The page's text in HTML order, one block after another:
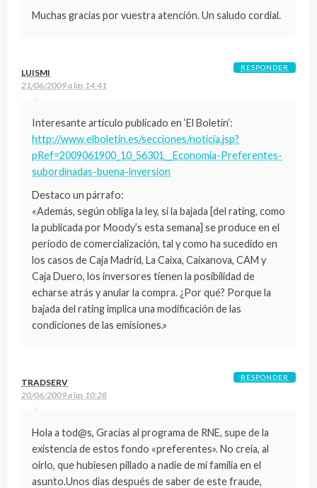
Muchas gracias por vuestra atención. Un saludo cordial.
LUISMI
21/06/2009 a las 14:41
Interesante artículo publicado en ‘El Boletín’:
http://www.elboletin.es/secciones/noticia.jsp?
pRef=2009061900_10_56301__Economia-Preferentes-
subordinadas-buena-inversion
Destaco un párrafo:
«Además, según obliga la ley, si la bajada [del rating, como
la publicada por Moody’s esta semana] se produce en el
periodo de comercialización, tal y como ha sucedido en
los casos de Caja Madrid, La Caixa, Caixanova, CAM y
Caja Duero, los inversores tienen la posibilidad de
echarse atrás y anular la compra. ¿Por qué? Porque la
bajada del rating implica una modificación de las
condiciones de las emisiones.»
RESPONDER
TRADSERV
20/06/2009 a las 10:28
Hola a tod@s, Gracias al programa de RNE, supe de la
existencia de estos fondo «preferentes». No creia, al
oirlo, que hubiesen pillado a nadie de mi familia en el
asunto.Unos dias después de saber de este fraude,
RESPONDER